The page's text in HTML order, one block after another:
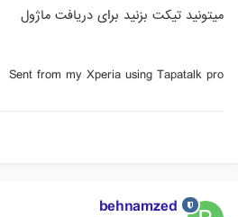
میتونید تیکت بزنید برای دریافت ماژول
Sent from my Xperia using Tapatalk pro
behnamzed